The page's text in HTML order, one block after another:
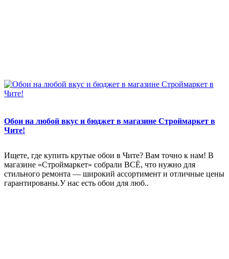
Обои на любой вкус и бюджет в магазине Строймаркет в
Чите!
Ищете, где купить крутые обои в Чите? Вам точно к нам! В
магазине «Строймаркет» собрали ВСЁ, что нужно для
стильного ремонта — широкий ассортимент и отличные цены
гарантированы.У нас есть обои для люб..